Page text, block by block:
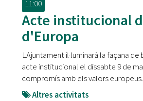
11:00
Acte institucional
d'Europa
L'Ajuntament il·luminarà la façana de
acte institucional el dissabte 9 de
compromís amb els valors europeus.
Altres activitats